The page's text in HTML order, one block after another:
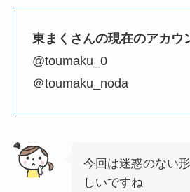
東まくさんの現在のアカウ
@toumaku_0
＠toumaku_noda
今回は迷惑のない
しいですね